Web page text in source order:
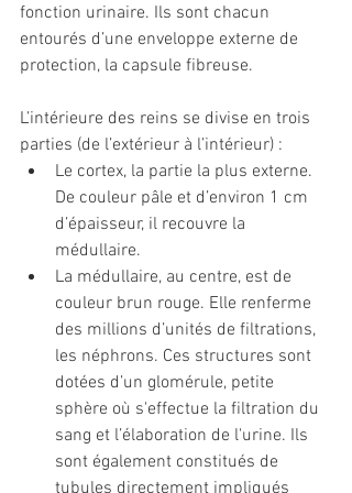
fonction urinaire. Ils sont chacun
entourés d’une enveloppe externe de
protection, la capsule fibreuse.
L’intérieure des reins se divise en trois
parties (de l’extérieur à l’intérieur) :
Le cortex, la partie la plus externe.
De couleur pâle et d’environ 1 cm
d’épaisseur, il recouvre la
médullaire.
La médullaire, au centre, est de
couleur brun rouge. Elle renferme
des millions d’unités de filtrations,
les néphrons. Ces structures sont
dotées d’un glomérule, petite
sphère où s'effectue la filtration du
sang et l’élaboration de l'urine. Ils
sont également constitués de
tubules directement impliqués